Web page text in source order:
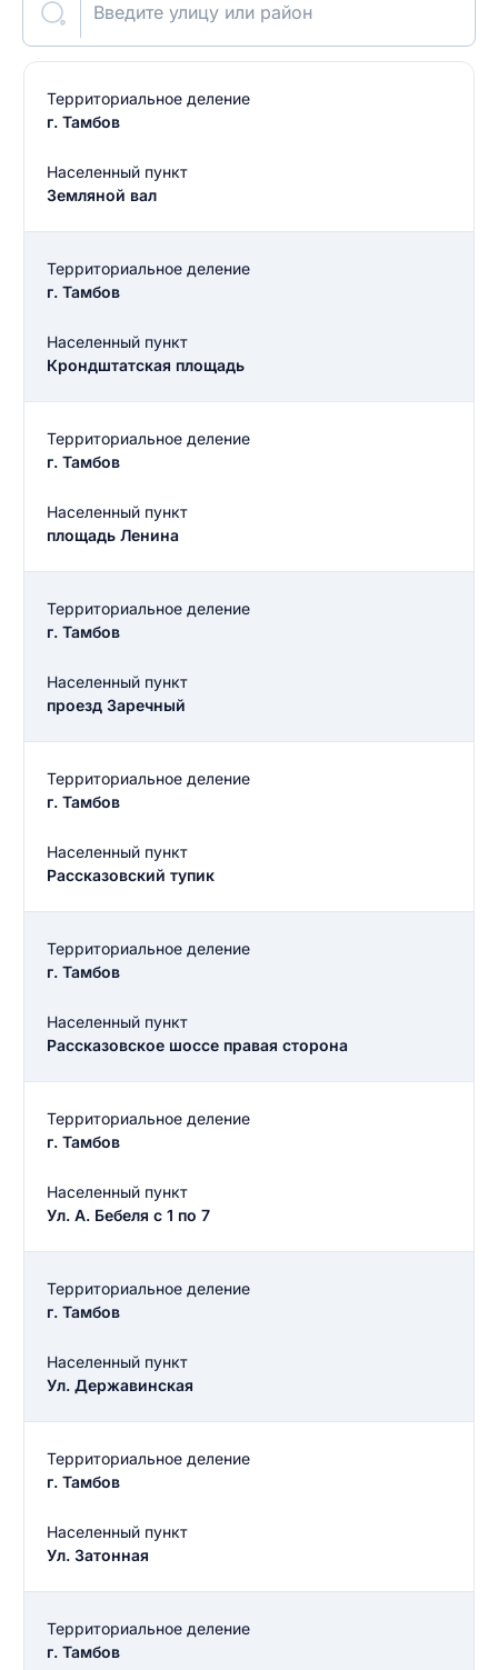
Введите улицу или район
Территориальное деление
г. Тамбов
Населенный пункт
Земляной вал
Территориальное деление
г. Тамбов
Населенный пункт
Крондштатская площадь
Территориальное деление
г. Тамбов
Населенный пункт
площадь Ленина
Территориальное деление
г. Тамбов
Населенный пункт
проезд Заречный
Территориальное деление
г. Тамбов
Населенный пункт
Рассказовский тупик
Территориальное деление
г. Тамбов
Населенный пункт
Рассказовское шоссе правая сторона
Территориальное деление
г. Тамбов
Населенный пункт
Ул. А. Бебеля с 1 по 7
Территориальное деление
г. Тамбов
Населенный пункт
Ул. Державинская
Территориальное деление
г. Тамбов
Населенный пункт
Ул. Затонная
Территориальное деление
г. Тамбов
Введите свое имя
Введите свое имя
Введите свой номер телефона